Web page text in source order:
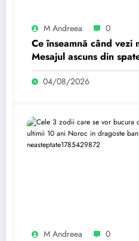
M Andreea 0
Ce înseamnă când
Mesajul ascuns din
momente.
04/08/2026
M Andreea 0